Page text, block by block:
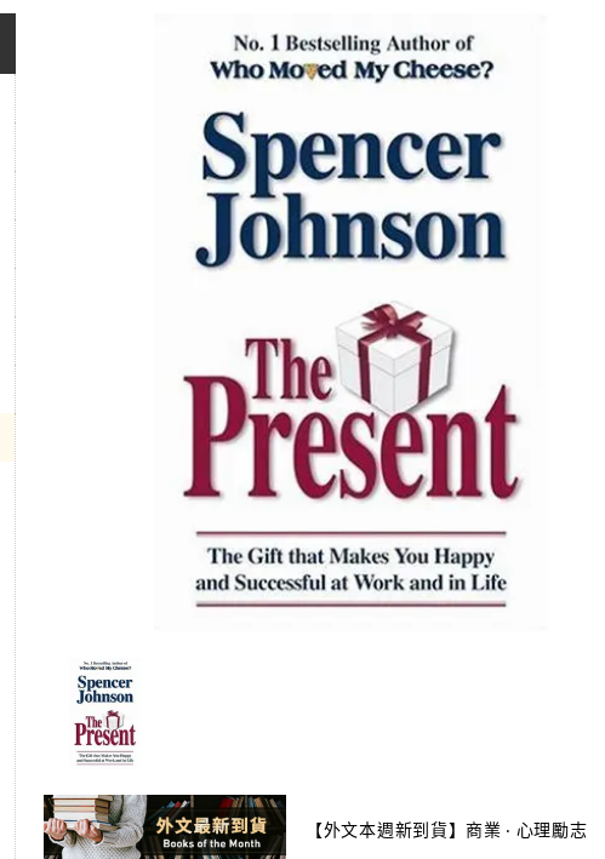
【外文本週新到貨】商業 ‧ 心理勵志